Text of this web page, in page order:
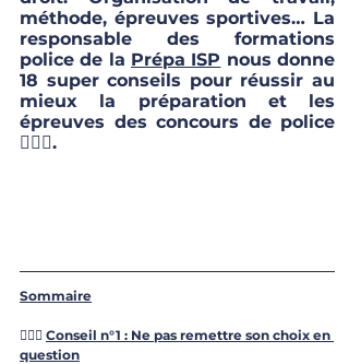
méthode, épreuves sportives… La
responsable des formations
police de la Prépa ISP nous donne
18 super conseils pour réussir au
mieux la préparation et les
épreuves des concours de police
👮🏼‍♀️.
Sommaire
🙅🏻‍♀️ Conseil n°1 : Ne pas remettre son choix en
question